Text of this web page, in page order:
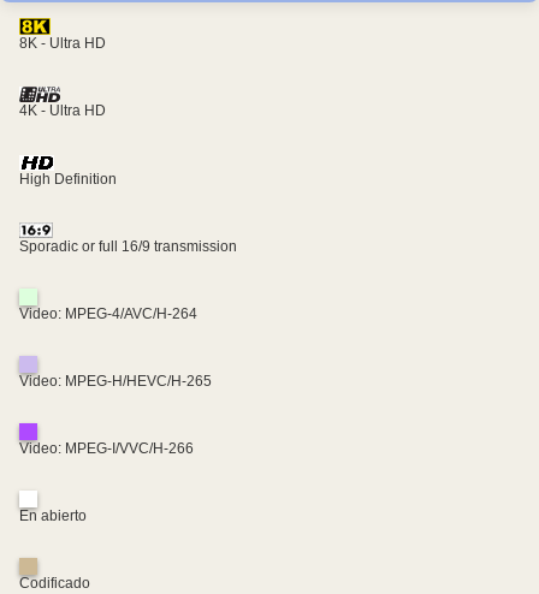
8K - Ultra HD
4K - Ultra HD
High Definition
Sporadic or full 16/9 transmission
Video: MPEG-4/AVC/H-264
Video: MPEG-H/HEVC/H-265
Video: MPEG-I/VVC/H-266
En abierto
Codificado